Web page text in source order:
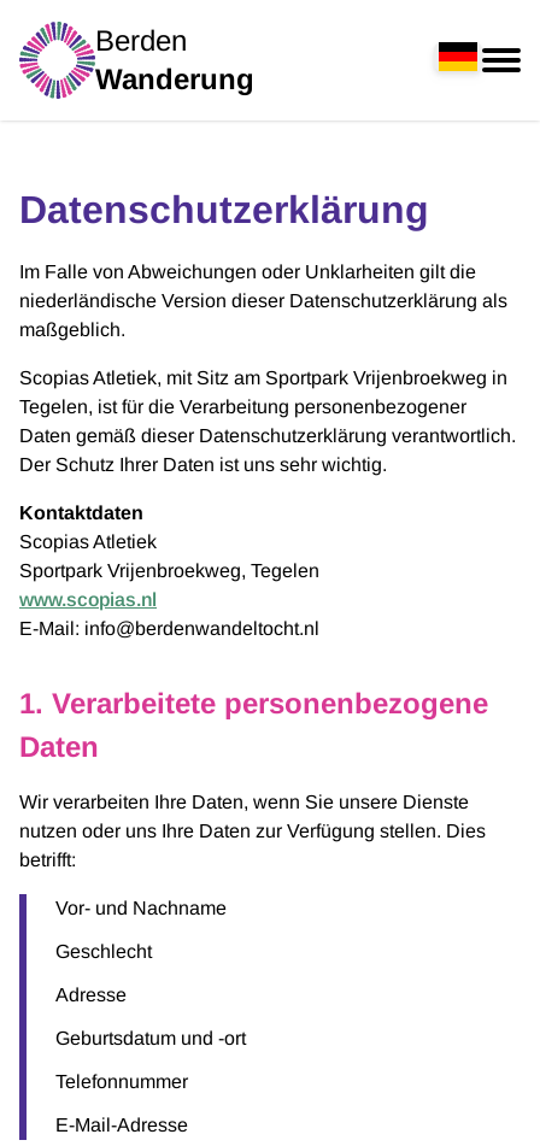
Berden
Wanderung
Datenschutzerklärung
Im Falle von Abweichungen oder Unklarheiten gilt die
niederländische Version dieser Datenschutzerklärung als
maßgeblich.
Scopias Atletiek, mit Sitz am Sportpark Vrijenbroekweg in
Tegelen, ist für die Verarbeitung personenbezogener
Daten gemäß dieser Datenschutzerklärung verantwortlich.
Der Schutz Ihrer Daten ist uns sehr wichtig.
Kontaktdaten
Scopias Atletiek
Sportpark Vrijenbroekweg, Tegelen
www.scopias.nl
E-Mail: info@berdenwandeltocht.nl
1. Verarbeitete personenbezogene
Daten
Wir verarbeiten Ihre Daten, wenn Sie unsere Dienste
nutzen oder uns Ihre Daten zur Verfügung stellen. Dies
betrifft:
Vor- und Nachname
Geschlecht
Adresse
Geburtsdatum und -ort
Telefonnummer
E-Mail-Adresse